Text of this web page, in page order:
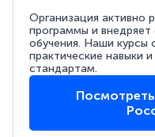
Организация активно
программы и
обучения. Наши курсы
практические навыки
стандартам.